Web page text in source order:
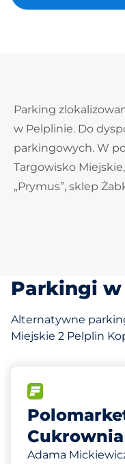
Parking
w Pelplinie. Do
parkingowych. W
Targowisko
„Prymus”, sklep
Parkingi
Alternatywne
Miejskie 2 Pelplin
Adama
183 m